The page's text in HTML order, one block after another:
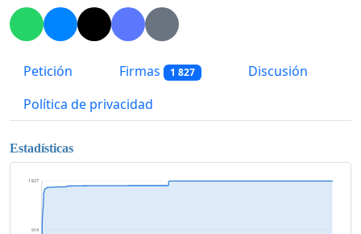
Petición Firmas 1 827
Discusión
Política de privacidad
Estadísticas
914
1 827